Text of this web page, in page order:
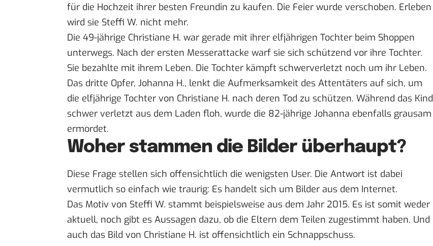
für die Hochzeit ihrer besten Freundin zu kaufen. Die Feier wurde verschoben. Erleben
wird sie Steffi W. nicht mehr.
Die 49-jährige Christiane H. war gerade mit ihrer elfjährigen Tochter beim Shoppen
unterwegs. Nach der ersten Messerattacke warf sie sich schützend vor ihre Tochter.
Sie bezahlte mit ihrem Leben. Die Tochter kämpft schwerverletzt noch um ihr Leben.
Das dritte Opfer, Johanna H., lenkt die Aufmerksamkeit des Attentäters auf sich, um
die elfjährige Tochter von Christiane H. nach deren Tod zu schützen. Während das Kind
schwer verletzt aus dem Laden floh, wurde die 82-jährige Johanna ebenfalls grausam
ermordet.
Woher stammen die Bilder überhaupt?
Diese Frage stellen sich offensichtlich die wenigsten User. Die Antwort ist dabei
vermutlich so einfach wie traurig: Es handelt sich um Bilder aus dem Internet.
Das Motiv von Steffi W. stammt beispielsweise aus dem Jahr 2015. Es ist somit weder
aktuell, noch gibt es Aussagen dazu, ob die Eltern dem Teilen zugestimmt haben. Und
auch das Bild von Christiane H. ist offensichtlich ein Schnappschuss.